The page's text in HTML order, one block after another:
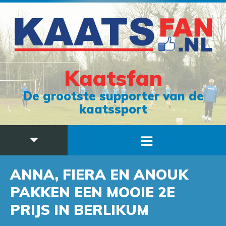
Kaatsfan
De grootste supporter van de
kaatssport
ANNA, FIERA EN ANOUK
PAKKEN EEN MOOIE 2E
PRIJS IN BERLIKUM